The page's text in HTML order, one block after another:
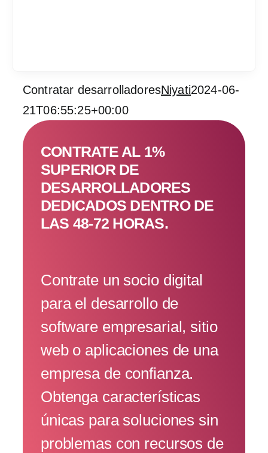
Services
Acerca de IT
Contratar desarrolladoresNiyati2024-06-
21T06:55:25+00:00
CONTRATE AL 1%
SUPERIOR DE
DESARROLLADORES
DEDICADOS DENTRO DE
LAS 48-72 HORAS.
Contrate un socio digital
para el desarrollo de
software empresarial, sitio
web o aplicaciones de una
empresa de confianza.
Obtenga características
únicas para soluciones sin
problemas con recursos de